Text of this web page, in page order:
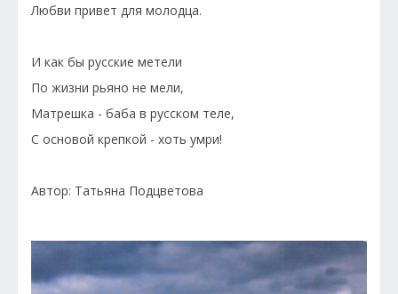
Любви привет для молодца.
И как бы русские метели
По жизни рьяно не мели,
Матрешка - баба в русском теле,
С основой крепкой - хоть умри!
Автор: Татьяна Подцветова